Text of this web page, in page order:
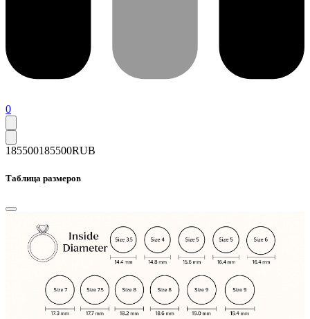
0
185500185500RUB
Таблица размеров